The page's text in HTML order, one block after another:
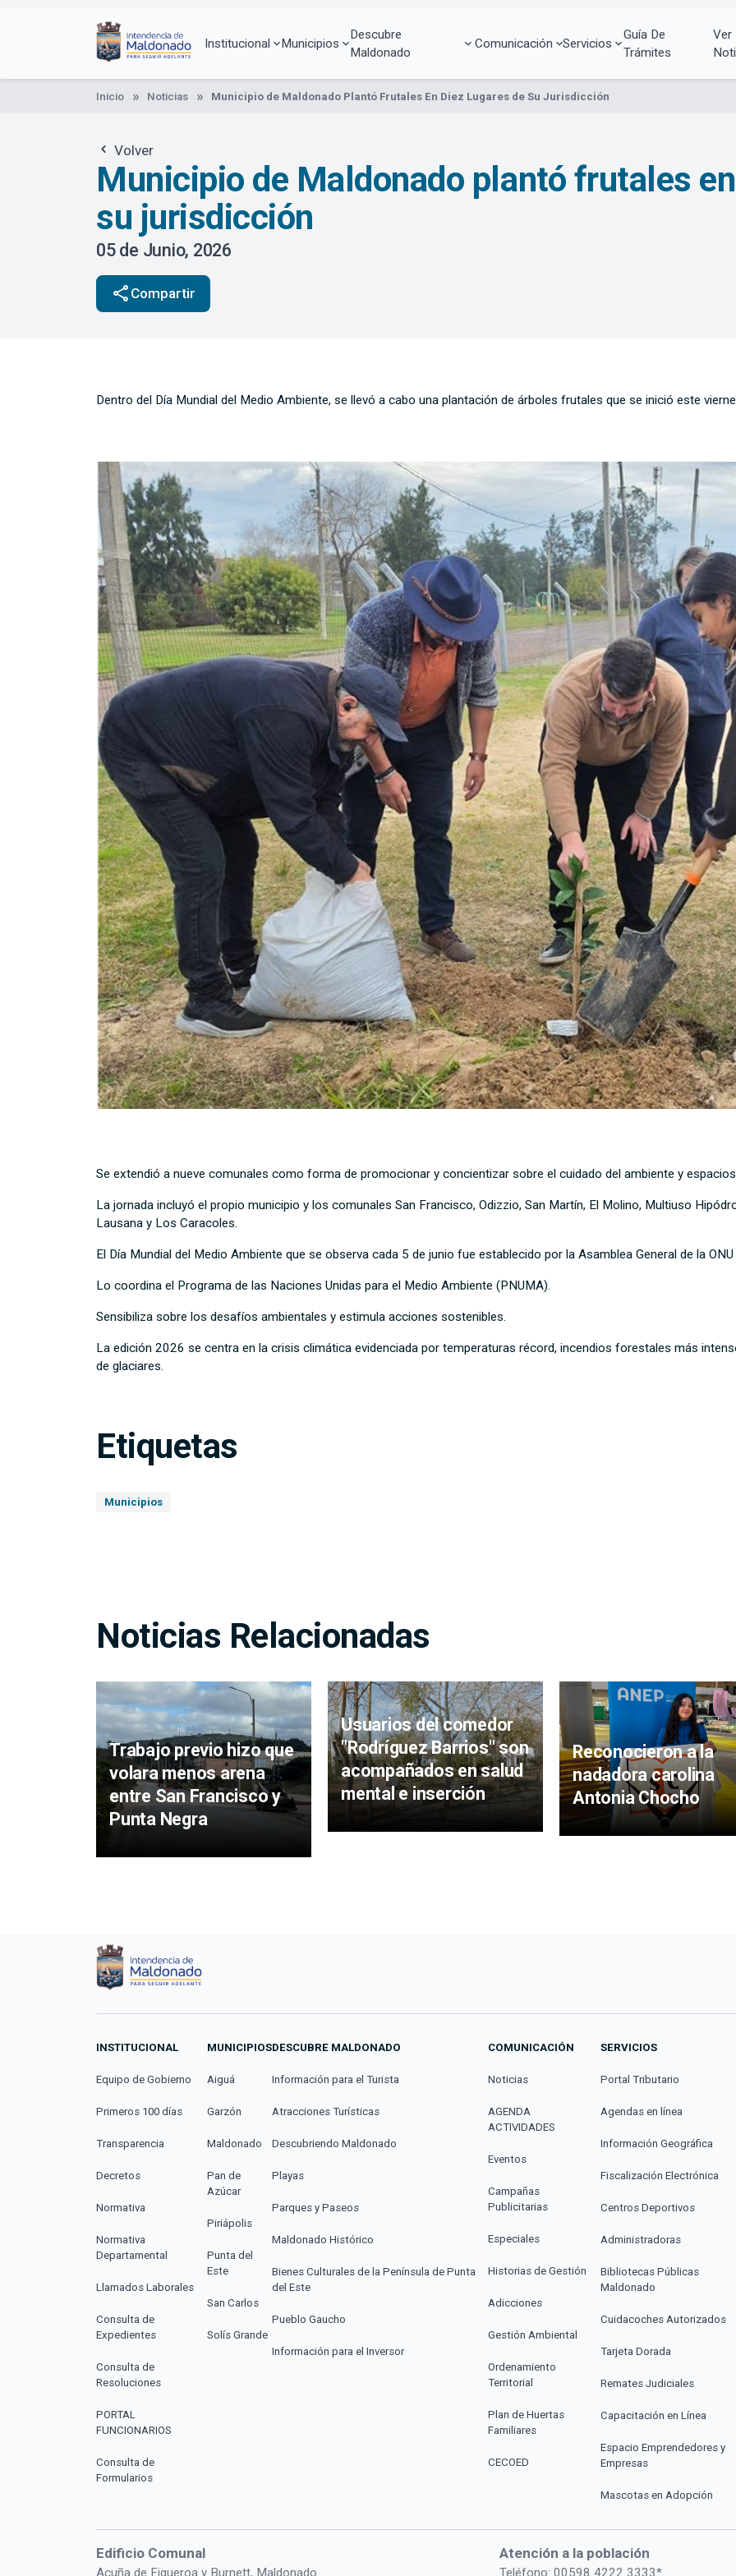
Institucional Municipios
Descubre
Maldonado
Comunicación Servicios
Guía De
Trámites
Ver
Inicio Noticias Municipio de Maldonado Plantó Frutales En Diez Lugares de Su Jurisdicción
Volver
Municipio de Maldonado plantó frutales
su jurisdicción
05 de Junio, 2026
share Compartir
Dentro del Día Mundial del Medio Ambiente, se llevó a cabo una plantación de árboles frutales que se inició este
Se extendió a nueve comunales como forma de promocionar y concientizar sobre el cuidado del ambiente y
La jornada incluyó el propio municipio y los comunales San Francisco, Odizzio, San Martín, El Molino, Multiuso
Lausana y Los Caracoles.
El Día Mundial del Medio Ambiente que se observa cada 5 de junio fue establecido por la Asamblea General de la
Lo coordina el Programa de las Naciones Unidas para el Medio Ambiente (PNUMA).
Sensibiliza sobre los desafíos ambientales y estimula acciones sostenibles.
La edición 2026 se centra en la crisis climática evidenciada por temperaturas récord, incendios forestales más
de glaciares.
Etiquetas
Municipios
Noticias Relacionadas
Trabajo previo hizo que
volara menos arena
entre San Francisco y
Punta Negra
Usuarios del comedor
"Rodríguez Barrios" son
acompañados en salud
mental e inserción
Reconocieron a la
nadadora carolina
Antonia Chocho
INSTITUCIONAL
Equipo de Gobierno
Primeros 100 días
Transparencia
Decretos
Normativa
Normativa
Departamental
Llamados Laborales
Consulta de
Expedientes
Consulta de
Resoluciones
PORTAL
FUNCIONARIOS
Consulta de
Formularios
MUNICIPIOS
Aiguá
Garzón
Maldonado
Pan de
Azúcar
Piriápolis
Punta del
Este
San Carlos
Solís Grande
DESCUBRE MALDONADO
Información para el Turista
Atracciones Turísticas
Descubriendo Maldonado
Playas
Parques y Paseos
Maldonado Histórico
Bienes Culturales de la Península de Punta
del Este
Pueblo Gaucho
Información para el Inversor
COMUNICACIÓN
Noticias
AGENDA
ACTIVIDADES
Eventos
Campañas
Publicitarias
Especiales
Historias de Gestión
Adicciones
Gestión Ambiental
Ordenamiento
Territorial
Plan de Huertas
Familiares
CECOED
SERVICIOS
Portal Tributario
Agendas en línea
Información Geográfica
Fiscalización Electrónica
Centros Deportivos
Administradoras
Bibliotecas Públicas
Maldonado
Cuidacoches Autorizados
Tarjeta Dorada
Remates Judiciales
Capacitación en Línea
Espacio Emprendedores y
Empresas
Mascotas en Adopción
Edificio Comunal
Acuña de Figueroa y Burnett, Maldonado
Atención a la población
Teléfono: 00598 4222 3333*